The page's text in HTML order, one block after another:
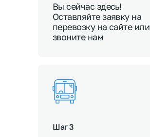
Вы сейчас здесь!
Оставляйте заявку на
перевозку на сайте или
звоните нам
Шаг 3